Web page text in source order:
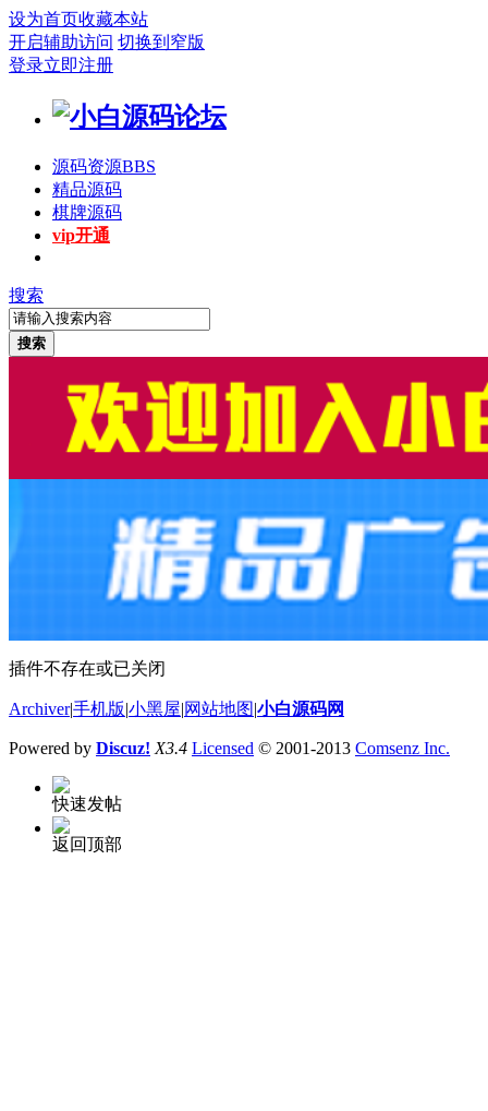
设为首页收藏本站
开启辅助访问 切换到窄版
登录立即注册
源码资源BBS
精品源码
棋牌源码
vip开通
搜索
搜索
插件不存在或已关闭
Archiver|手机版 小黑屋 网站地图 小白源码网
Powered by Discuz! X3.4 Licensed © 2001-2013 Comsenz Inc.
快速发帖
返回顶部